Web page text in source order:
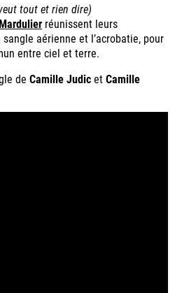
tout et rien dire)
réunissent leurs
aérienne et l’acrobatie, pour
entre ciel et terre.
de Camille JudicetCamille